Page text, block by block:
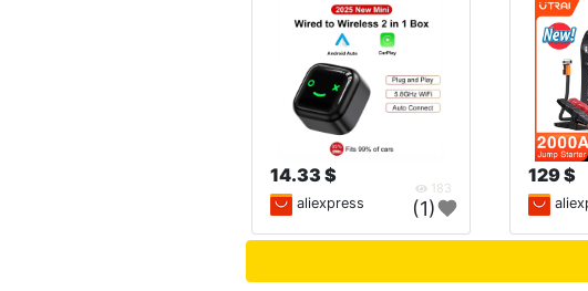
14.33 $
183
aliexpress (1)
129 $